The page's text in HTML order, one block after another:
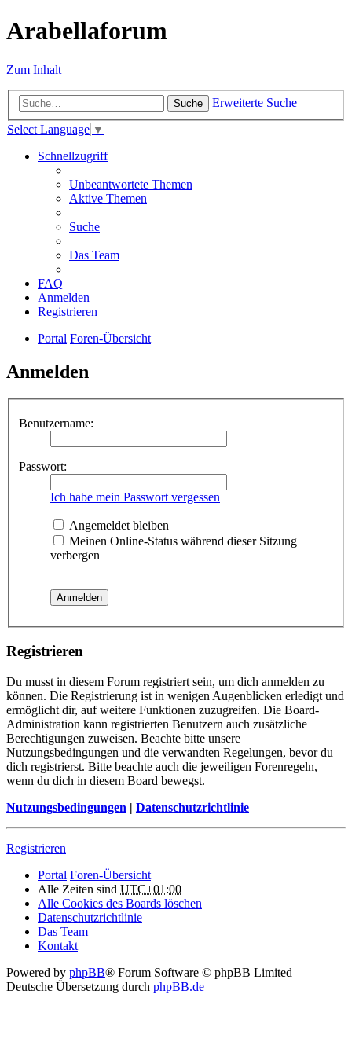
Arabellaforum
Zum Inhalt
Suche
Erweiterte Suche
Select Language ▼
Schnellzugriff
Unbeantwortete Themen
Aktive Themen
Suche
Das Team
FAQ
Anmelden
Registrieren
Portal Foren-Übersicht
Anmelden
Benutzername:
Passwort:
Ich habe mein Passwort vergessen
Angemeldet bleiben
Meinen Online-Status während dieser Sitzung
verbergen
Registrieren
Du musst in diesem Forum registriert sein, um dich anmelden zu
können. Die Registrierung ist in wenigen Augenblicken erledigt und
ermöglicht dir, auf weitere Funktionen zuzugreifen. Die Board-
Administration kann registrierten Benutzern auch zusätzliche
Berechtigungen zuweisen. Beachte bitte unsere
Nutzungsbedingungen und die verwandten Regelungen, bevor du
dich registrierst. Bitte beachte auch die jeweiligen Forenregeln,
wenn du dich in diesem Board bewegst.
Nutzungsbedingungen | Datenschutzrichtlinie
Registrieren
Portal Foren-Übersicht
Alle Zeiten sind UTC+01:00
Alle Cookies des Boards löschen
Datenschutzrichtlinie
Das Team
Kontakt
Powered by phpBB® Forum Software © phpBB Limited
Deutsche Übersetzung durch phpBB.de